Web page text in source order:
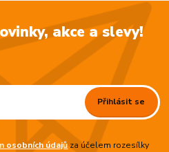
akce a slevy!
Přihlásit se
osobních údajůza účelem rozesílky